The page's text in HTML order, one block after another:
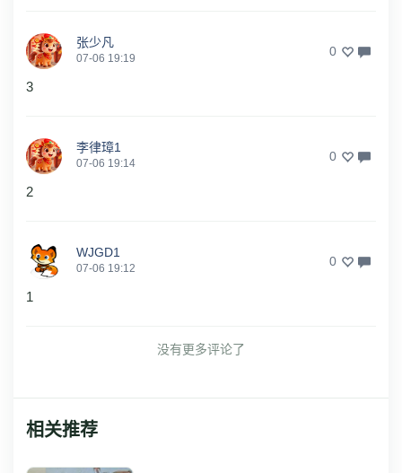
张少凡
07-06 19:19 0
3
李律璋1
07-06 19:14 0
2
WJGD1
07-06 19:12 0
1
没有更多评论了
相关推荐